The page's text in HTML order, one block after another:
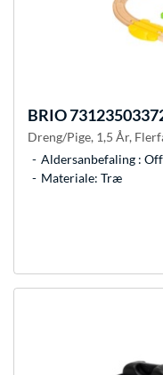
BRIO
Dreng/Pige, 1,5 År,
Aldersanbefaling :
Materiale: Træ